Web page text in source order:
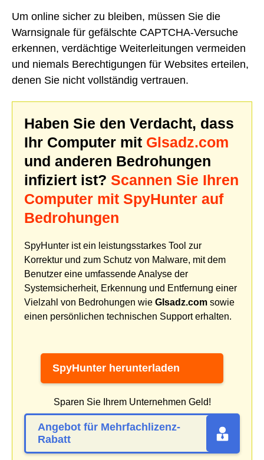
Um online sicher zu bleiben, müssen Sie die
Warnsignale für gefälschte CAPTCHA-Versuche
erkennen, verdächtige Weiterleitungen vermeiden
und niemals Berechtigungen für Websites erteilen,
denen Sie nicht vollständig vertrauen.
Haben Sie den Verdacht, dass
Ihr Computer mit Glsadz.com
und anderen Bedrohungen
infiziert ist? Scannen Sie Ihren
Computer mit SpyHunter auf
Bedrohungen
SpyHunter ist ein leistungsstarkes Tool zur
Korrektur und zum Schutz von Malware, mit dem
Benutzer eine umfassende Analyse der
Systemsicherheit, Erkennung und Entfernung einer
Vielzahl von Bedrohungen wie Glsadz.com sowie
einen persönlichen technischen Support erhalten.
SpyHunter herunterladen
Sparen Sie Ihrem Unternehmen Geld!
Angebot für Mehrfachlizenz-
Rabatt